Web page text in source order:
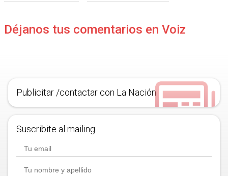
Déjanos tus comentarios en Voiz
Publicitar /contactar con La Nación
Suscribite al mailing.